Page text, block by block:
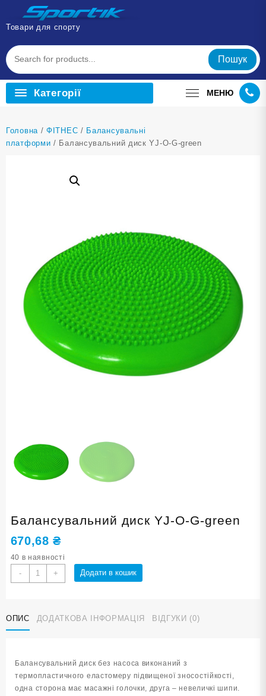
Перейти
вмісту
Товари для спорту
Пошук
Категорії МЕНЮ
Головна /ФІТНЕС / Балансувальні
платформи / Балансувальний диск YJ-O-G-green
Балансувальний диск YJ-O-G-green
670,68₴
40 в наявності
-
Балансувальний
диск
G-
green
+ Додати в кошик
ОПИС ДОДАТКОВА ІНФОРМАЦІЯ ВІДГУКИ (0)
Балансувальний диск без насоса виконаний з
термопластичного еластомеру підвищеної зносостійкості,
одна сторона має масажні голочки, друга – невеличкі шипи.